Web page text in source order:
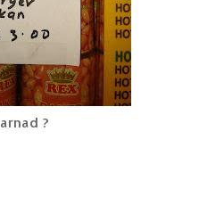
arnad ?